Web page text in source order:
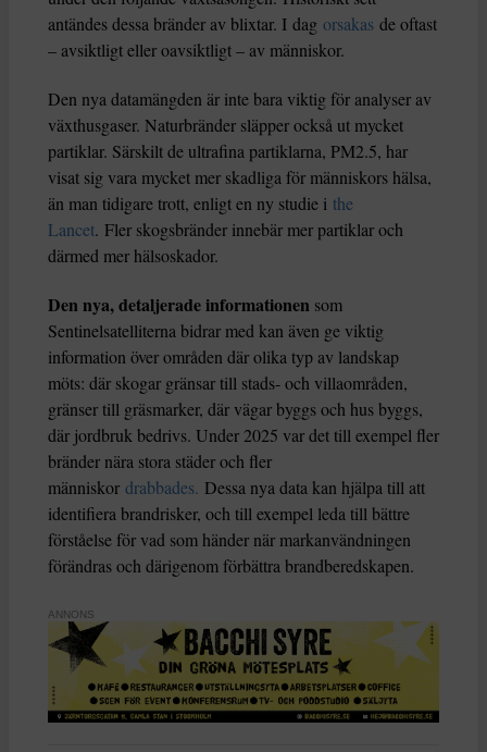
antändes dessa bränder av blixtar. I dag orsakas de oftast
– avsiktligt eller oavsiktligt – av människor.
Den nya datamängden är inte bara viktig för analyser av
växthusgaser. Naturbränder släpper också ut mycket
partiklar. Särskilt de ultrafina partiklarna, PM2.5, har
visat sig vara mycket mer skadliga för människors hälsa,
än man tidigare trott, enligt en ny studie i the
Lancet. Fler skogsbränder innebär mer partiklar och
därmed mer hälsoskador.
Den nya, detaljerade informationen som
Sentinelsatelliterna bidrar med kan även ge viktig
information över områden där olika typ av landskap
möts: där skogar gränsar till stads- och villaområden,
gränser till gräsmarker, där vägar byggs och hus byggs,
där jordbruk bedrivs. Under 2025 var det till exempel fler
bränder nära stora städer och fler
människor drabbades. Dessa nya data kan hjälpa till att
identifiera brandrisker, och till exempel leda till bättre
förståelse för vad som händer när markanvändningen
förändras och därigenom förbättra brandberedskapen.
ANNONS